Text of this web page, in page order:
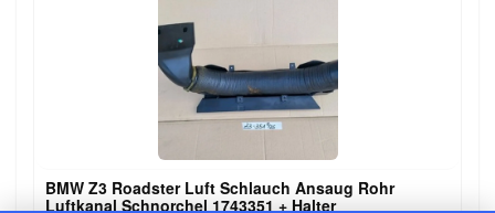
BMW Z3 Roadster Luft Schlauch Ansaug Rohr
Luftkanal Schnorchel 1743351 + Halter